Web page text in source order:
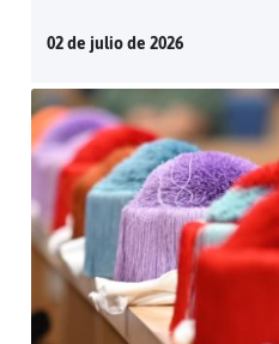
02 de julio de 2026